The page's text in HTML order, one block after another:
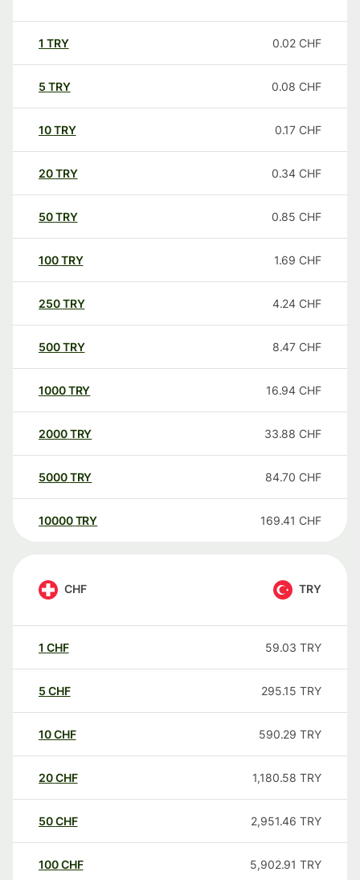
1 TRY 0.02 CHF
5 TRY 0.08 CHF
10TRY 0.17 CHF
20TRY 0.34 CHF
50TRY 0.85 CHF
100TRY 1.69 CHF
250TRY 4.24 CHF
500TRY 8.47 CHF
1000TRY 16.94 CHF
2000TRY 33.88 CHF
5000TRY 84.70 CHF
10000 TRY 169.41 CHF
CHF TRY
1 CHF 59.03 TRY
5 CHF 295.15 TRY
10CHF 590.29 TRY
20CHF 1,180.58 TRY
50CHF 2,951.46 TRY
100CHF 5,902.91 TRY